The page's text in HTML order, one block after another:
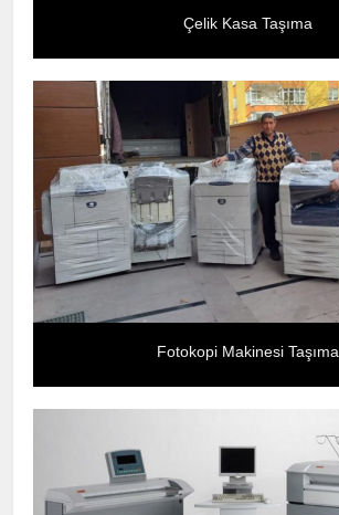
Çelik Kasa Taşıma
Fotokopi Makinesi Taşıma